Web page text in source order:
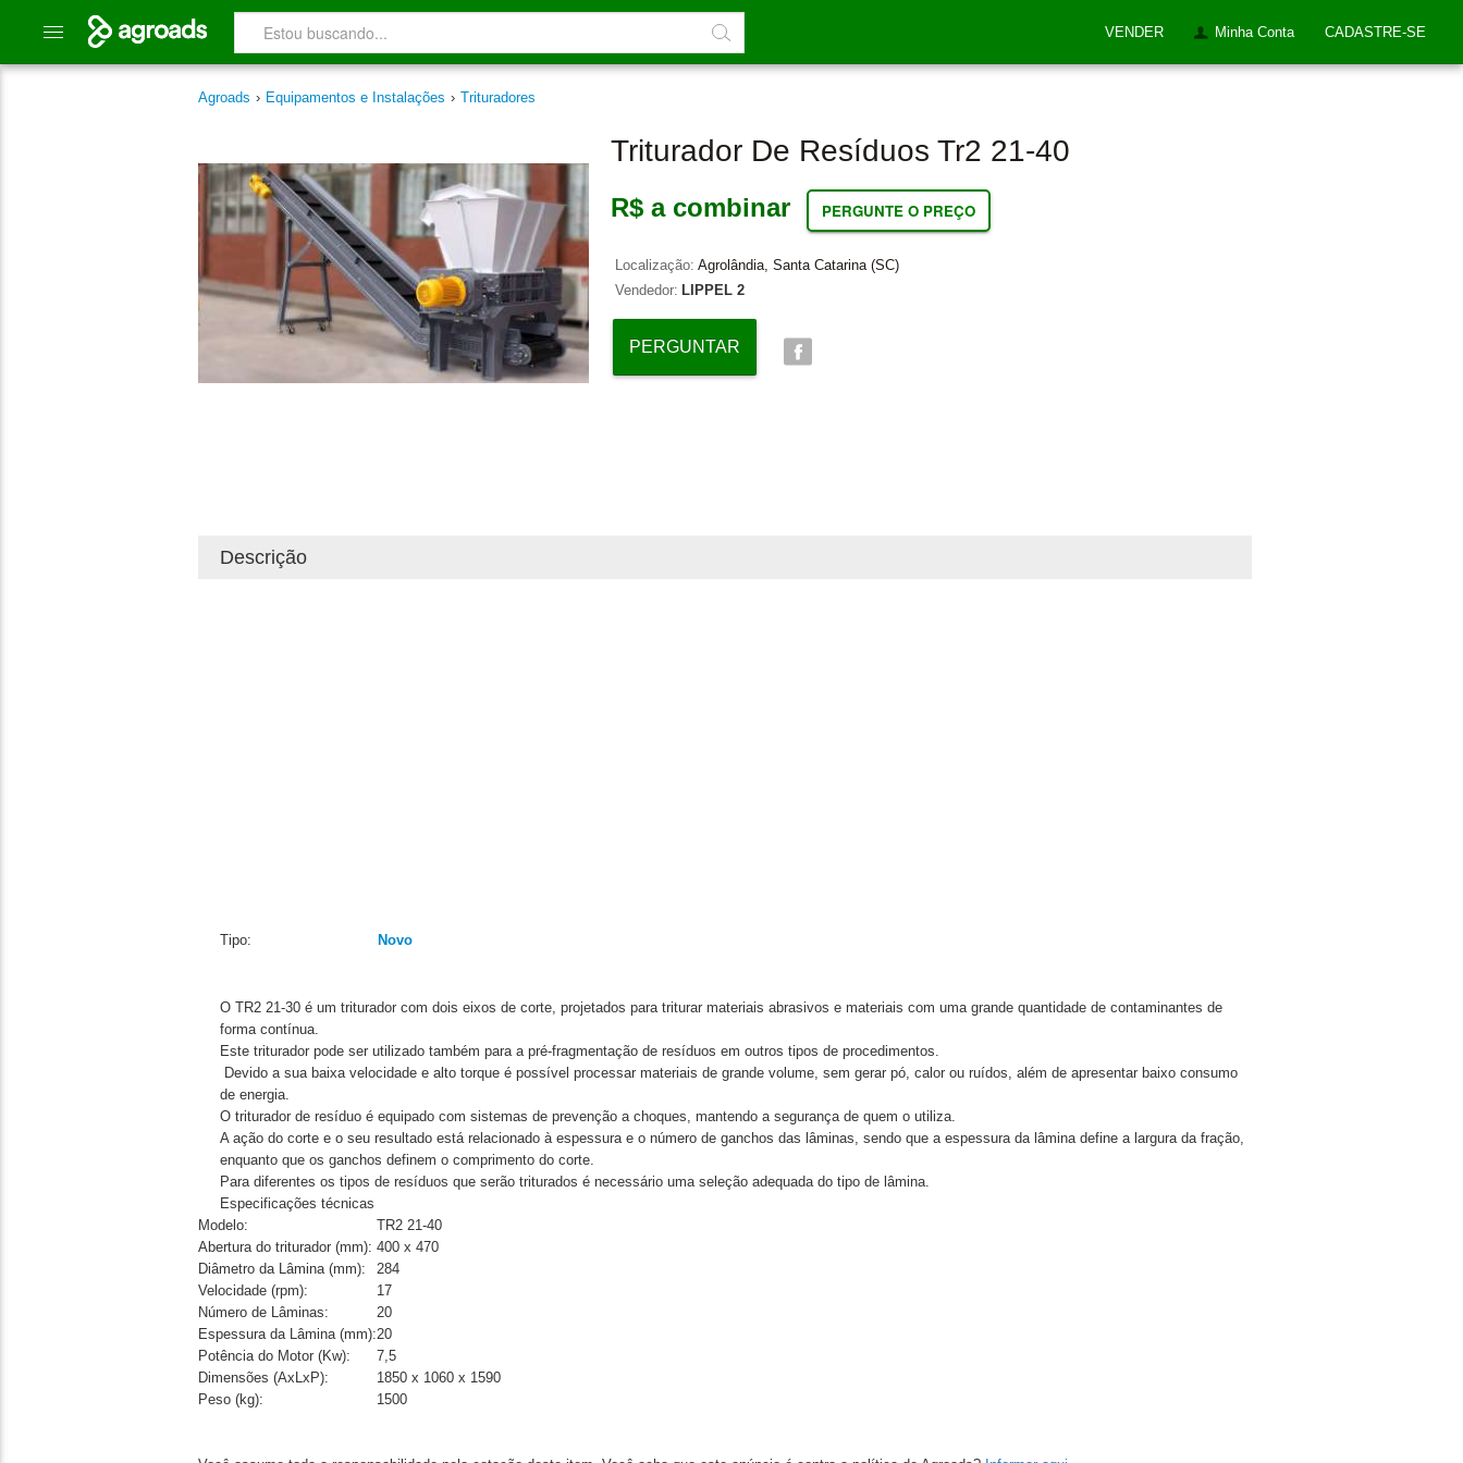
VENDER Minha Conta CADASTRE-SE
Agroads › Equipamentos e Instalações › Trituradores
Triturador De Resíduos Tr2 21-40
R$ a combinar PERGUNTE O PREÇO
Localização: Agrolândia, Santa Catarina (SC)
Vendedor: LIPPEL 2
PERGUNTAR
Descrição
Tipo: Novo
O TR2 21-30 é um triturador com dois eixos de corte, projetados para triturar materiais abrasivos e materiais com uma grande quantidade de contaminantes de
forma contínua.
Este triturador pode ser utilizado também para a pré-fragmentação de resíduos em outros tipos de procedimentos.
Devido a sua baixa velocidade e alto torque é possível processar materiais de grande volume, sem gerar pó, calor ou ruídos, além de apresentar baixo consumo
de energia.
O triturador de resíduo é equipado com sistemas de prevenção a choques, mantendo a segurança de quem o utiliza.
A ação do corte e o seu resultado está relacionado à espessura e o número de ganchos das lâminas, sendo que a espessura da lâmina define a largura da fração,
enquanto que os ganchos definem o comprimento do corte.
Para diferentes os tipos de resíduos que serão triturados é necessário uma seleção adequada do tipo de lâmina.
Especificações técnicas
Modelo:
TR2 21-40
Abertura do triturador (mm): 400 x 470
Diâmetro da Lâmina (mm):
284
Velocidade (rpm):
17
Número de Lâminas:
20
Espessura da Lâmina (mm):20
Potência do Motor (Kw):
7,5
Dimensões (AxLxP):
1850 x 1060 x 1590
Peso (kg):
1500